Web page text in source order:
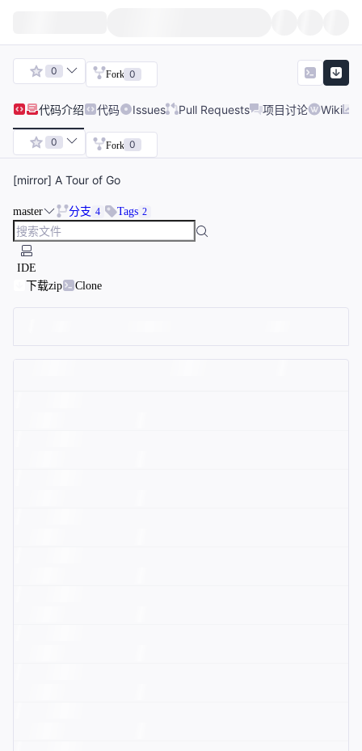
0 Fork 0
代码介绍 代码 Issues Pull Requests 项目讨论 Wiki
0 Fork 0
[mirror] A Tour of Go
master 分支 4 Tags 2
IDE
下载zip
Clone